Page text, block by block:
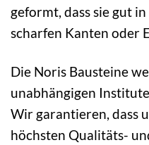
geformt, dass sie gut
scharfen Kanten oder
Die Noris Bausteine
unabhängigen
Wir garantieren, dass
höchsten Qualitäts-